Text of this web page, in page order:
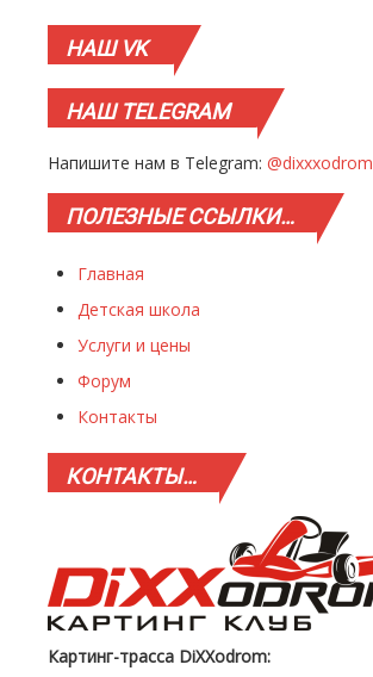
НАШVK
НАШTELEGRAM
Напишите нам в Telegram: @dixxxodrom
ПОЛЕЗНЫЕССЫЛКИ…
Главная
Детская школа
Услуги и цены
Форум
Контакты
КОНТАКТЫ…
Картинг-трасса DiXXodrom: